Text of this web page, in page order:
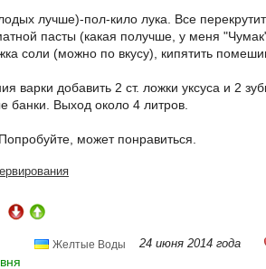
лучше)-пол-кило лука. Все
пасты (какая получше, у меня
соли (можно по вкусу), кипятить
варки добавить 2 ст. ложки уксуса и 2
банки. Выход около 4 литров.
может понравиться.
Желтые Воды 24 июня 2014 года